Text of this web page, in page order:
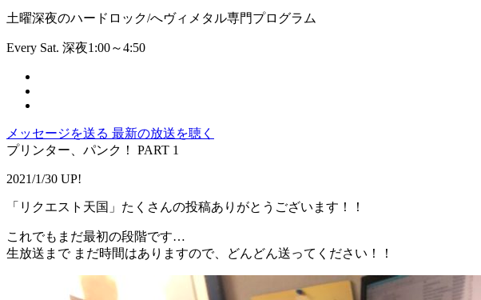
土曜深夜のハードロック/へヴィメタル専門プログラム
Every Sat. 深夜1:00～4:50
メッセージを送る 最新の放送を聴く
プリンター、パンク！ PART 1
2021/1/30 UP!
「リクエスト天国」たくさんの投稿ありがとうございます！！
これでもまだ最初の段階です…
生放送まで まだ時間はありますので、どんどん送ってください！！